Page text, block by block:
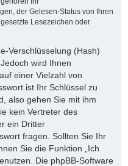
der Gelesen-Status von Ihren
Lesezeichen oder
Verschlüsselung (Hash)
wird Ihnen
einer Vielzahl von
ist Ihr Schlüssel zu
also gehen Sie mit ihm
kein Vertreter des
ein Dritter
fragen. Sollten Sie Ihr
Sie die Funktion „Ich
Die phpBB-Software